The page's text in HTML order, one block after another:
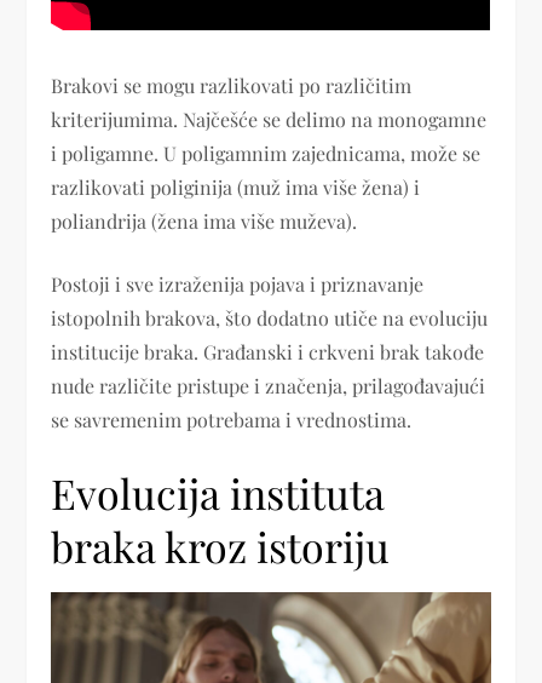
Brakovi se mogu razlikovati po različitim
kriterijumima. Najčešće se delimo na monogamne
i poligamne. U poligamnim zajednicama, može se
razlikovati poliginija (muž ima više žena) i
poliandrija (žena ima više muževa).
Postoji i sve izraženija pojava i priznavanje
istopolnih brakova, što dodatno utiče na evoluciju
institucije braka. Građanski i crkveni brak takođe
nude različite pristupe i značenja, prilagođavajući
se savremenim potrebama i vrednostima.
Evolucija instituta
braka kroz istoriju